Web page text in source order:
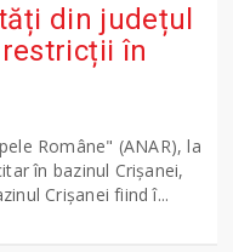
din județul
în
Române" (ANAR), la
în bazinul Crişanei,
Crişanei fiind î...